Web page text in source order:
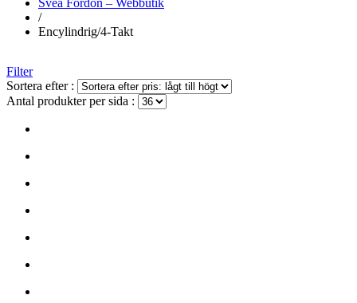
/
Encylindrig/4-Takt
Filter
Sortera efter :
Antal produkter per sida :